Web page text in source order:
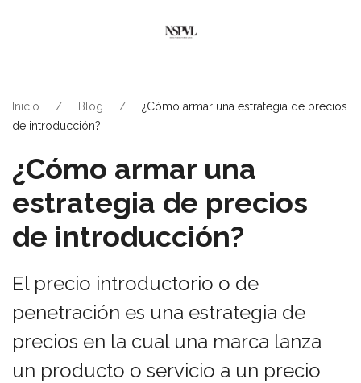
Inicio Blog
¿Cómo armar una estrategia de precios
de introducción?
¿Cómo armar una
estrategia de precios
de introducción?
El precio introductorio o de
penetración es una estrategia de
precios en la cual una marca lanza
un producto o servicio a un precio